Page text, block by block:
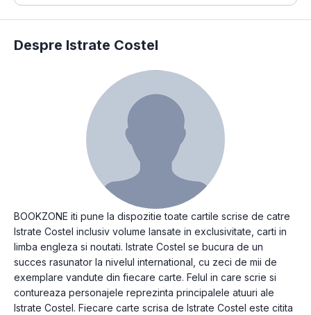
Despre Istrate Costel
BOOKZONE iti pune la dispozitie toate cartile scrise de catre
Istrate Costel inclusiv volume lansate in exclusivitate, carti in
limba engleza si noutati. Istrate Costel se bucura de un
succes rasunator la nivelul international, cu zeci de mii de
exemplare vandute din fiecare carte. Felul in care scrie si
contureaza personajele reprezinta principalele atuuri ale
Istrate Costel. Fiecare carte scrisa de Istrate Costel este citita